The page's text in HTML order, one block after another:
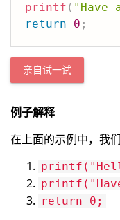
printf ( "Have
return
0 ;
亲自试一试
例子解释
在上面的示例中，我
return 0;